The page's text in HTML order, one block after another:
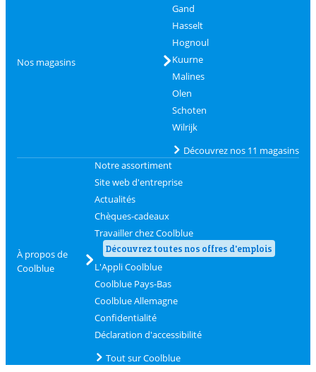
Nos magasins
Gand
Hasselt
Hognoul
Kuurne
Malines
Olen
Schoten
Wilrijk
Découvrez nos 11 magasins
À propos de
Coolblue
Notre assortiment
Site web d'entreprise
Actualités
Chèques-cadeaux
Travailler chez Coolblue
Découvrez toutes nos offres d'emplois
L'Appli Coolblue
Coolblue Pays-Bas
Coolblue Allemagne
Confidentialité
Déclaration d'accessibilité
Tout sur Coolblue